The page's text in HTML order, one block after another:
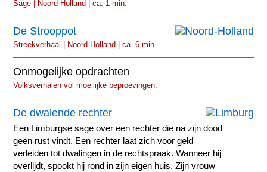
Sage | Noord-Holland | ca. 1 min.
De Strooppot
Streekverhaal | Noord-Holland | ca. 6 min.
Onmogelijke opdrachten
Volksverhalen vol moeilijke beproevingen.
De dwalende rechter
Een Limburgse sage over een rechter die na zijn dood
geen rust vindt. Een rechter laat zich voor geld
verleiden tot dwalingen in de rechtspraak. Wanneer hij
overlijdt, spookt hij rond in zijn eigen huis. Zijn vrouw